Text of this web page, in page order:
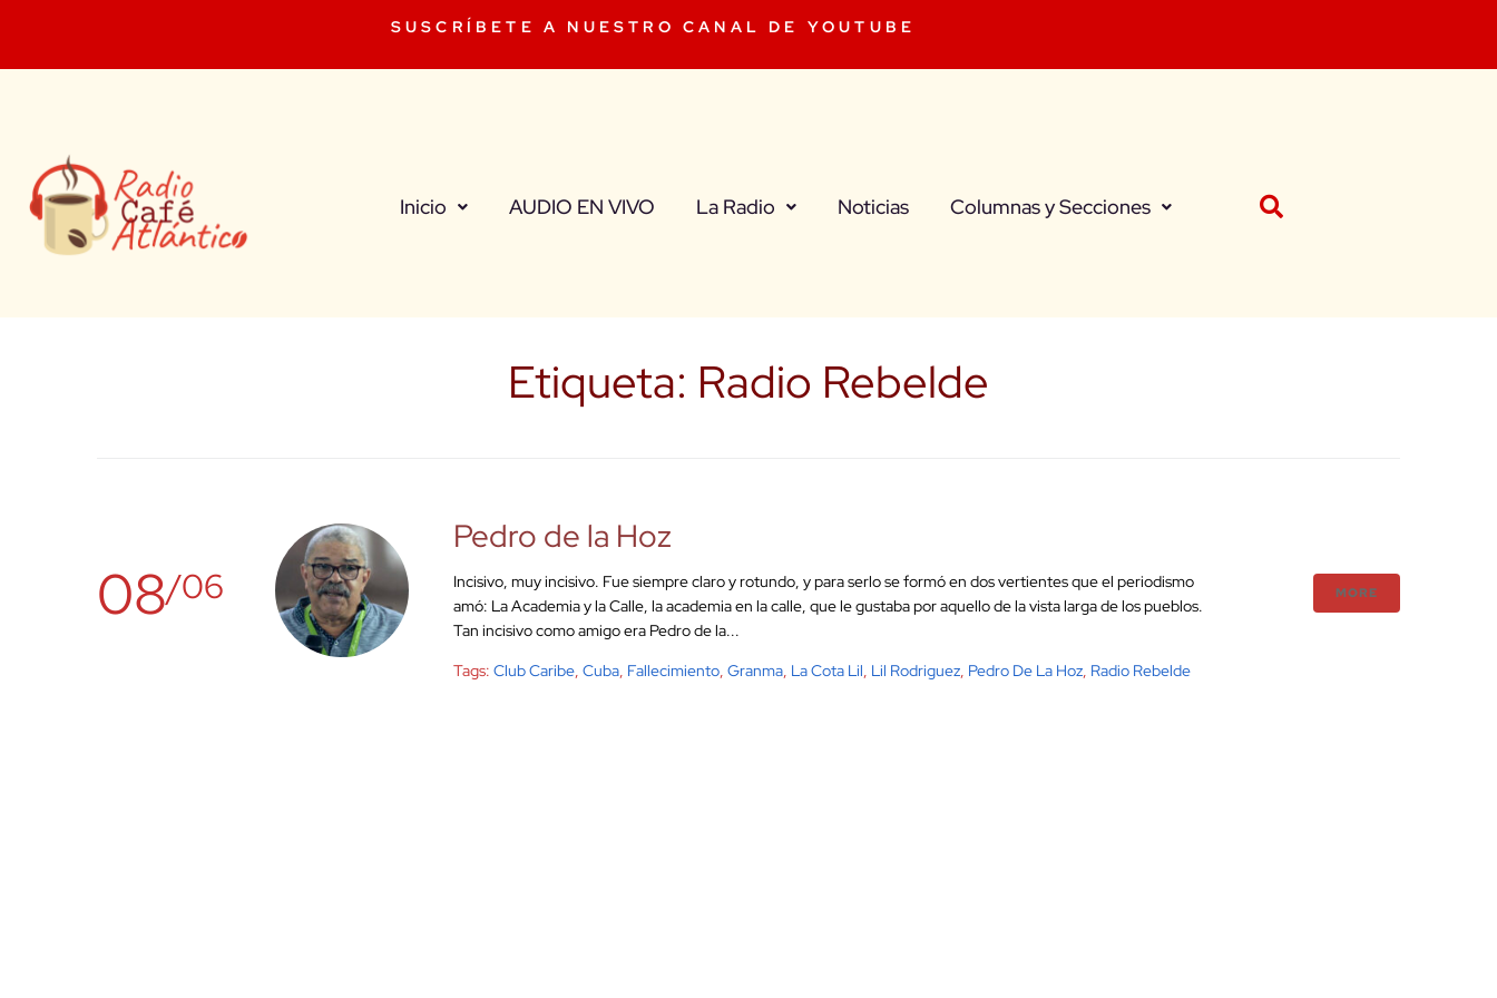
SUSCRÍBETE A NUESTRO CANAL DE YOUTUBE
Inicio AUDIO EN VIVO La Radio Noticias Columnas y Secciones
Etiqueta: Radio Rebelde
08/06
Pedro de la Hoz
Incisivo, muy incisivo. Fue siempre claro y rotundo, y para serlo se formó en dos vertientes que el periodismo
amó: La Academia y la Calle, la academia en la calle, que le gustaba por aquello de la vista larga de los pueblos.
Tan incisivo como amigo era Pedro de la...
Tags: Club Caribe, Cuba, Fallecimiento, Granma, La Cota Lil, Lil Rodriguez, Pedro De La Hoz, Radio Rebelde
MORE